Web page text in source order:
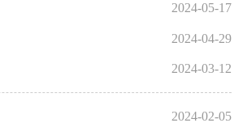
2024-05-17
2024-04-29
2024-03-12
2024-02-05